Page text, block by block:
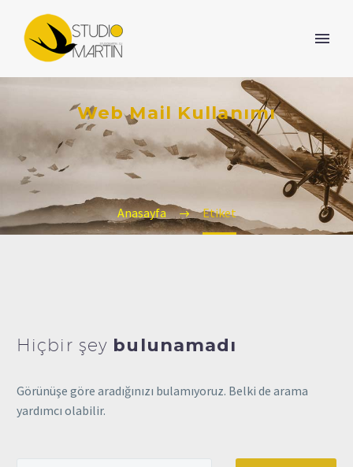
Web Mail Kullanımı
Anasayfa Etiket
Hiçbir şey bulunamadı
Görünüşe göre aradığınızı bulamıyoruz. Belki de arama
yardımcı olabilir.